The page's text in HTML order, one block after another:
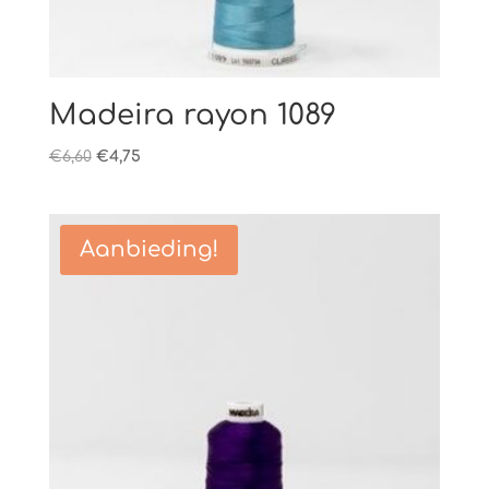
Madeira rayon 1089
€6,60 Oorspronkelijke
€4,75Huidige
Aanbieding!